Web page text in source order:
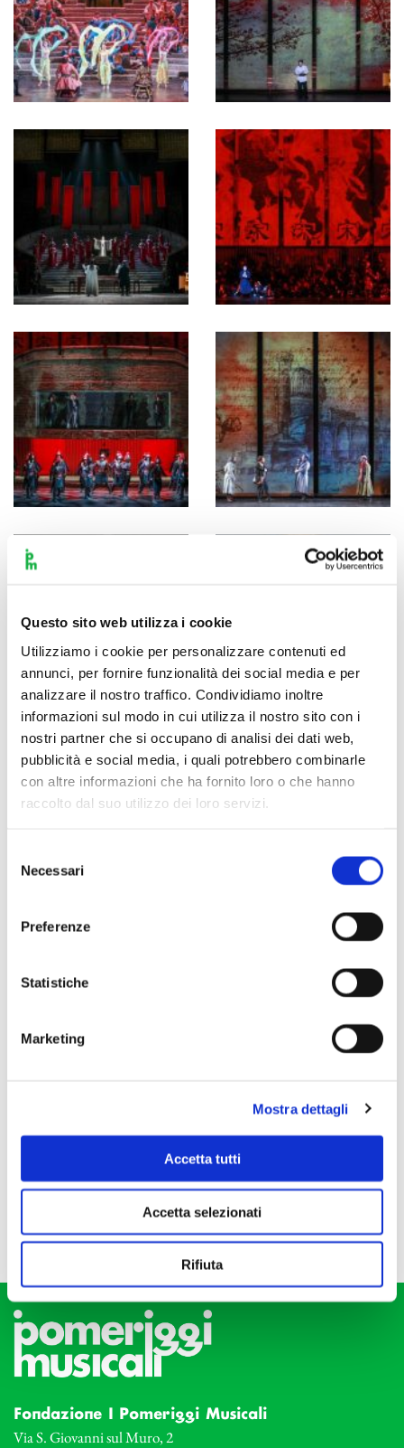
Questo sito web utilizza i cookie
Utilizziamo i cookie per personalizzare contenuti ed
annunci, per fornire funzionalità dei social media e per
analizzare il nostro traffico. Condividiamo inoltre
informazioni sul modo in cui utilizza il nostro sito con i
nostri partner che si occupano di analisi dei dati web,
pubblicità e social media, i quali potrebbero combinarle
con altre informazioni che ha fornito loro o che hanno
raccolto dal suo utilizzo dei loro servizi.
delNecessari
Preferenze
Statistiche
Marketing
Mostra dettagli
Accetta tutti
Accetta selezionati
Rifiuta
Fondazione I Pomeriggi Musicali
Via S. Giovanni sul Muro, 2